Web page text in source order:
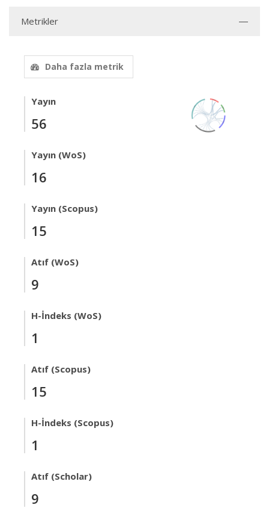
Metrikler
Daha fazla metrik
Yayın
56
Yayın (WoS)
16
Yayın (Scopus)
15
Atıf (WoS)
9
H-İndeks (WoS)
1
Atıf (Scopus)
15
H-İndeks (Scopus)
1
Atıf (Scholar)
9